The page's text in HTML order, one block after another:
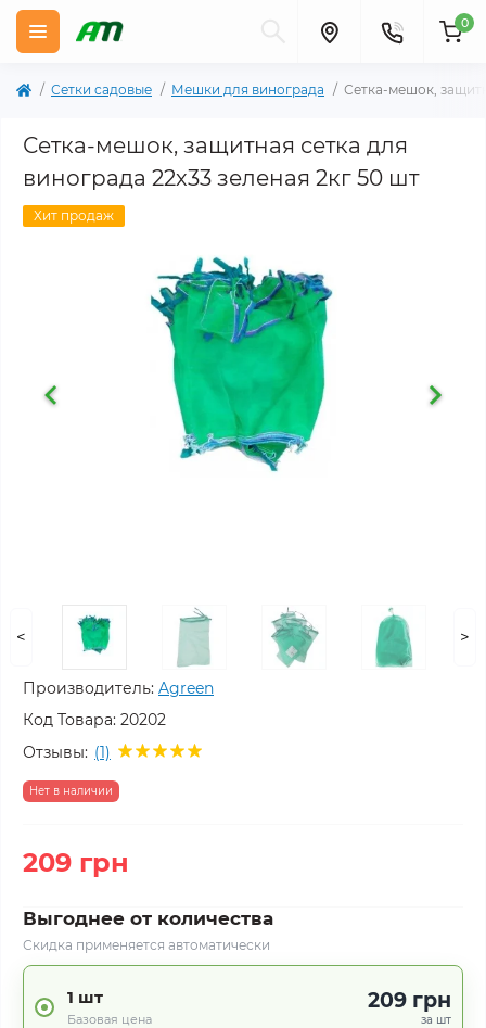
0
Сетки садовые Мешки для винограда Сетка-мешок,
Сетка-мешок, защитная сетка для
винограда 22х33 зеленая 2кг 50 шт
Хит продаж
< >
Производитель: Agreen
Код Товара: 20202
Отзывы: (1)
Нет в наличии
209 грн
Выгоднее от количества
Скидка применяется автоматически
1 шт
Базовая цена
209 грн
за шт